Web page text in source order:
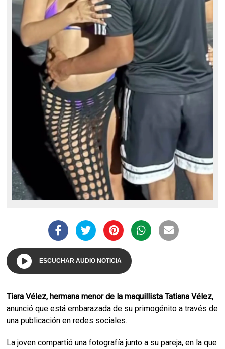
ESCUCHAR AUDIO NOTICIA
Tiara Vélez, hermana menor de la maquillista Tatiana Vélez,
anunció que está embarazada de su primogénito a través de
una publicación en redes sociales.
La joven compartió una fotografía junto a su pareja, en la que